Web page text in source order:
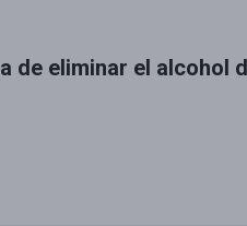
de eliminar el alcohol